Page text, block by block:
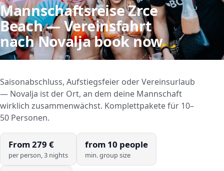
Mannschaftsreise Zrce
Beach — Vereinsfahrt
nach Novaljabook now
Saisonabschluss, Aufstiegsfeier oder Vereinsurlaub
— Novalja ist der Ort, an dem deine Mannschaft
wirklich zusammenwächst. Komplettpakete für 10–
50 Personen.
From279 €
per person, 3 nights
from 10 people
min. group size